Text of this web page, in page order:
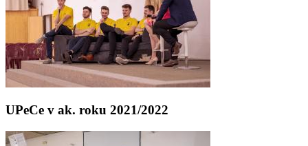
UPeCe v ak. roku 2021/2022